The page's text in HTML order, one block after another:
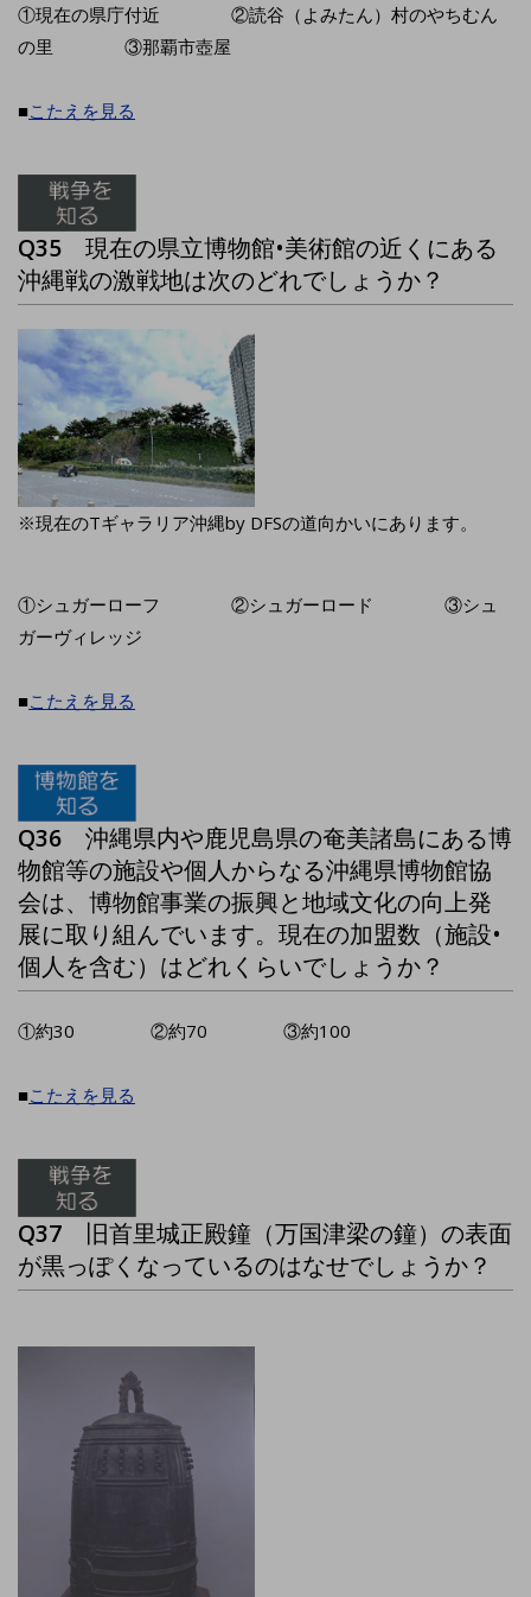
①現在の県庁付近 ②読谷（よみたん）村のやちむん
の里 ③那覇市壺屋
■こたえを見る
Q35 現在の県立博物館•美術館の近くにある
沖縄戦の激戦地は次のどれでしょうか？
※現在のTギャラリア沖縄by DFSの道向かいにあります。
①シュガーローフ ②シュガーロード ③シュ
ガーヴィレッジ
■こたえを見る
Q36 沖縄県内や鹿児島県の奄美諸島にある博
物館等の施設や個人からなる沖縄県博物館協
会は、博物館事業の振興と地域文化の向上発
展に取り組んでいます。現在の加盟数（施設•
個人を含む）はどれくらいでしょうか？
①約30 ②約70 ③約100
■こたえを見る
Q37 旧首里城正殿鐘（万国津梁の鐘）の表面
が黒っぽくなっているのはなせでしょうか？